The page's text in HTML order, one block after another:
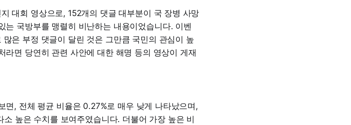
대회 영상으로, 152개의 댓글 대부분이 국 장병 사망
는 국방부를 맹렬히 비난하는 내용이었습니다. 이벤
은 부정 댓글이 달린 것은 그만큼 국민의 관심이 높
라면 당연히 관련 사안에 대한 해명 등의 영상이 게재
면, 전체 평균 비율은 0.27%로 매우 낮게 나타났으며,
높은 수치를 보여주였습니다. 더불어 가장 높은 비